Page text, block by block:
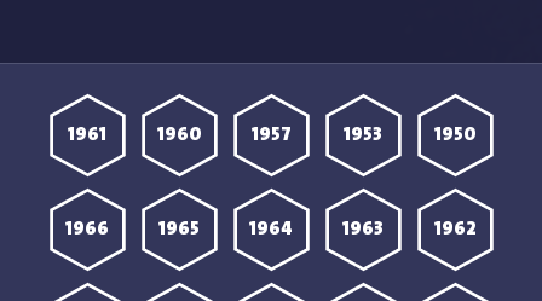
1950
1953
1957
1960
1961
1962
1963
1964
1965
1966